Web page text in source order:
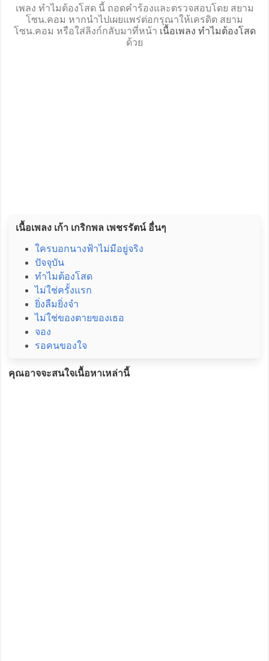
เพลง ทำไมต้องโสด นี้ ถอดคำร้องและตรวจสอบโดย สยาม
โซน.คอม หากนำไปเผยแพร่ต่อกรุณาให้เครดิต สยาม
โซน.คอม หรือใส่ลิงก์กลับมาที่หน้า เนื้อเพลง ทำไมต้องโสด
ด้วย
เนื้อเพลง เก้า เกริกพล เพชรรัตน์ อื่นๆ
ใครบอกนางฟ้าไม่มีอยู่จริง
ปัจจุบัน
ทำไมต้องโสด
ไม่ใช่ครั้งแรก
ยิ่งลืมยิ่งจำ
ไม่ใช่ของตายของเธอ
จอง
รอคนของใจ
คุณอาจจะสนใจเนื้อหาเหล่านี้